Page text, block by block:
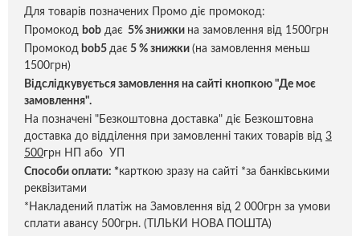
Для товарів позначених Промо діє промокод:
Промокод bob дає 5% знижки на замовлення від 1500грн
Промокод bob5 дає 5 % знижки (на замовлення меньш
1500грн)
Відслідкувується замовлення на сайті кнопкою "Де моє
замовлення".
На позначені "Безкоштовна доставка" діє Безкоштовна
доставка до відділення при замовленні таких товарів від 3
500грн НП або УП
Способи оплати: *карткою зразу на сайті *за банківськими
реквізитами
*Накладений платіж на Замовлення від 2 000грн за умови
сплати авансу 500грн. (ТІЛЬКИ НОВА ПОШТА)